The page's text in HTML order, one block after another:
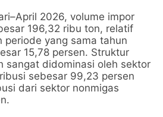
2026, volume impor
196,32 ribu ton, relatif
periode yang sama tahun
15,78 persen. Struktur
sangat didominasi oleh sektor
sebesar 99,23 persen
dari sektor nonmigas